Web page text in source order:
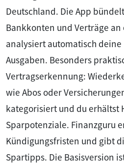
Deutschland. Die App
Bankkonten und Verträge an
analysiert automatisch
Ausgaben. Besonders
Vertragserkennung:
wie Abos oder
kategorisiert und du erhältst
Sparpotenziale. Finanzguru
Kündigungsfristen und gibt
Spartipps. Die Basisversion